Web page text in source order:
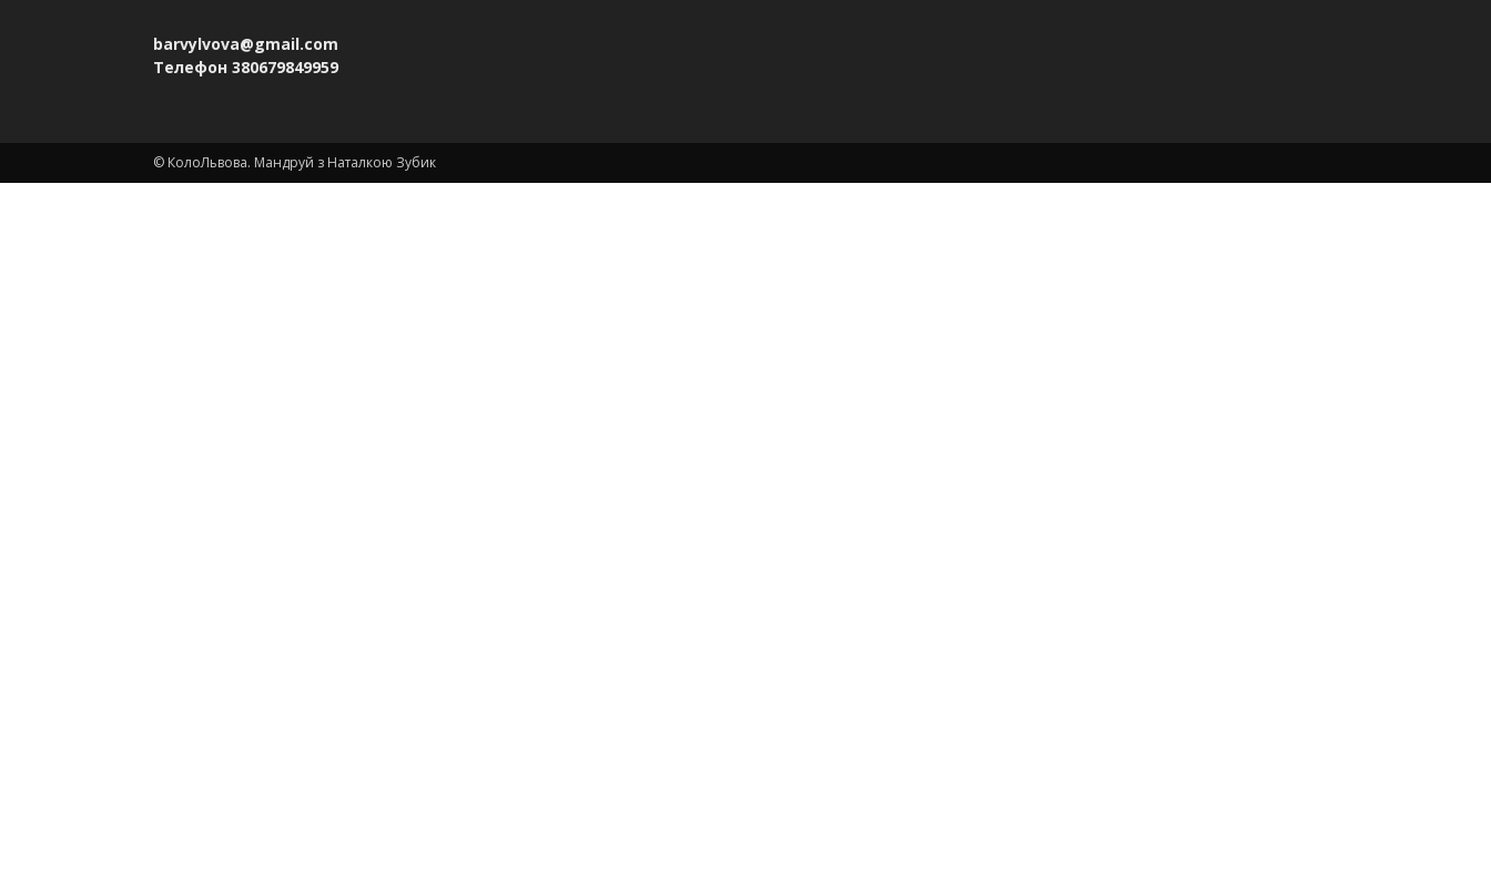
barvylvova@gmail.com
Телефон 380679849959
© КолоЛьвова. Мандруй з Наталкою Зубик